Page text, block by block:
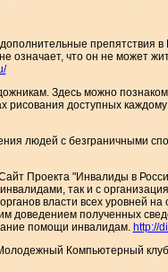
препятствия
означает, что он не может
Здесь можно
рисования доступных
людей с безграничными
Проекта "Инвалиды в
так и с
власти всех уровней
полученных
помощи инвалидам. http://
Компьютерный